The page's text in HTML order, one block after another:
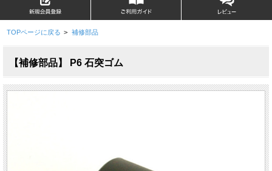
TOPページに戻る > 補修部品
【補修部品】 P6 石突ゴム